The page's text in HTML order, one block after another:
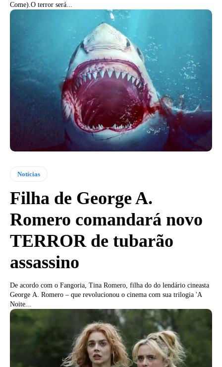
Come).O terror será...
Notícias
Filha de George A.
Romero comandará novo
TERROR de tubarão
assassino
De acordo com o Fangoria, Tina Romero, filha do do lendário cineasta
George A. Romero – que revolucionou o cinema com sua trilogia 'A
Noite...